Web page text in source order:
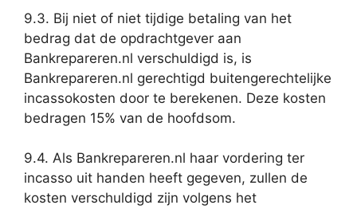
9.3. Bij niet of niet tijdige betaling van het
bedrag dat de opdrachtgever aan
Bankrepareren.nl verschuldigd is, is
Bankrepareren.nl gerechtigd buitengerechtelijke
incassokosten door te berekenen. Deze kosten
bedragen 15% van de hoofdsom.
9.4. Als Bankrepareren.nl haar vordering ter
incasso uit handen heeft gegeven, zullen de
kosten verschuldigd zijn volgens het